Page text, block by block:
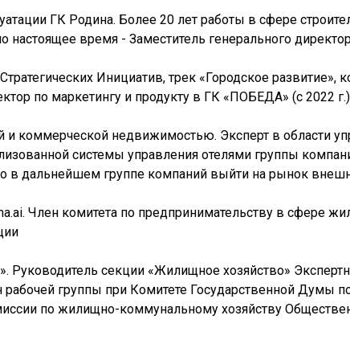
ГК Родина. Более 20 лет работы в сфере
время - Заместитель генерального
Инициатив, трек «Городское развитие»,
по маркетингу и продукту в ГК «ПОБЕДА» (с 2022 г.)
и коммерческой недвижимостью. Эксперт в области
системы управления отелями группы
в дальнейшем группе компаний выйти на рынок
Член комитета по предпринимательству в сфере
Руководитель секции «Жилищное хозяйство»
группы при Комитете Государственной Думы
по жилищно-коммунальному хозяйству